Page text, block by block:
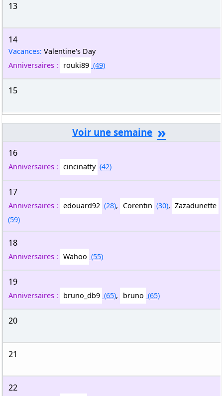
13
14
Vacances: Valentine's Day
Anniversaires :
rouki89 (49)
15
»
16
Anniversaires : cincinatty (42)
17
Anniversaires : edouard92 (28), Corentin (30), Zazadunette
(59)
18
Anniversaires : Wahoo (55)
19
Anniversaires : bruno_db9 (65), bruno (65)
20
21
22